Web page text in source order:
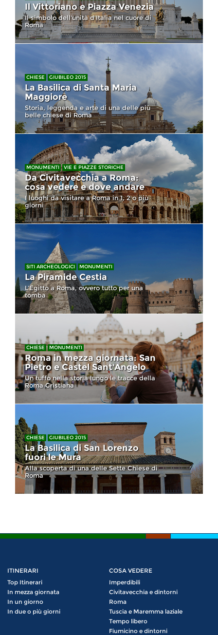
Il Vittoriano e Piazza Venezia
Il simbolo dell'unità d'Italia nel cuore di
Roma
CHIESE GIUBILEO 2015
La Basilica di Santa Maria
Maggiore
Storia, leggenda e arte di una delle più
belle chiese di Roma
MONUMENTI VIE E PIAZZE STORICHE
Da Civitavecchia a Roma:
cosa vedere e dove andare
I luoghi da visitare a Roma in 1, 2 o più
giorni
SITI ARCHEOLOGICI MONUMENTI
La Piramide Cestia
L’Egitto a Roma, ovvero tutto per una
tomba
CHIESE MONUMENTI
Roma in mezza giornata: San
Pietro e Castel Sant'Angelo
Un tuffo nella storia lungo le tracce della
Roma Cristiana
CHIESE GIUBILEO 2015
La Basilica di San Lorenzo
fuori le Mura
Alla scoperta di una delle Sette Chiese di
Roma
ITINERARI
Top Itinerari
In mezza giornata
In un giorno
In due o più giorni
COSA VEDERE
Imperdibili
Civitavecchia e dintorni
Roma
Tuscia e Maremma laziale
Tempo libero
Fiumicino e dintorni